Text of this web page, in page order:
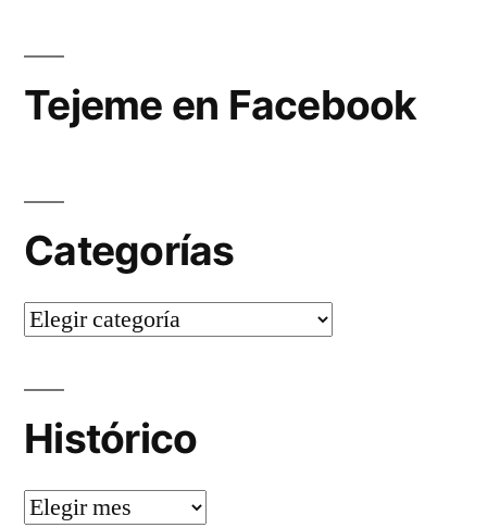
Tejeme en Facebook
Categorías
Categorías
Histórico
Histórico